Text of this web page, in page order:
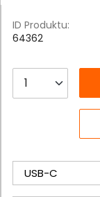
ID Produktu:
64362
USB-C